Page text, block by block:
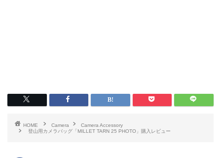
HOME Camera
Camera Accessory
登山用カメラバッグ「MILLET TARN 25 PHOTO」購入レビュー